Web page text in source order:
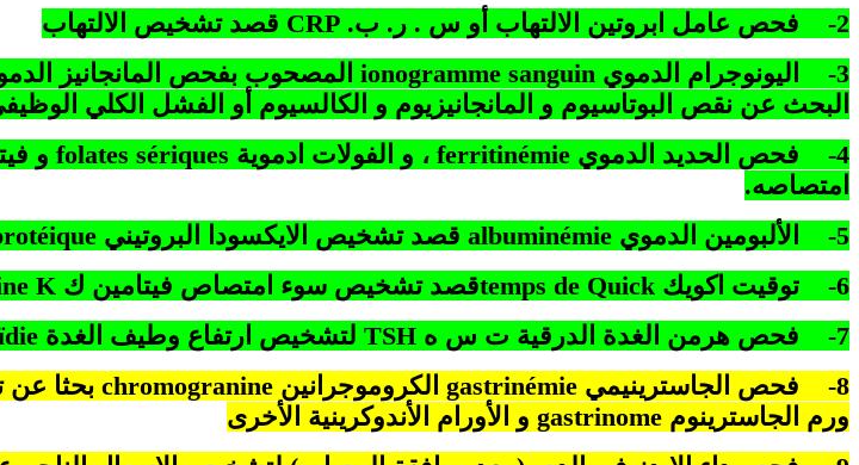
2-
فحص عامل ابروتين الالتهاب أو س . ر. ب. CRP قصد تشخيص الالتهاب
3-
اليونوجرام الدموي ionogramme sanguin المصحوب بفحص المانجانيز
البحث عن نقص البوتاسيوم و المانجانيزيوم و الكالسيوم أو الفشل الكلي
4-
فحص الحديد الدموي ferritinémie ، و الفولات ادموية folates sériques و
امتصاصه.
5-
الألبومين الدموي albuminémie قصد تشخيص الايكسودا البروتيني
6-
توقيت اكويك temps de Quick قصد تشخيص سوء امتصاص فيتامين ك K
7-
فحص هرمن الغدة الدرقية ت س ه TSH لتشخيص ارتفاع وطيف الغدة
8-
فحص الجاسترينيمي gastrinémie الكروموجرانين chromogranine بحثا عن
ورم الجاسترينوم gastrinome و الأورام الأندوكرينية الأخرى